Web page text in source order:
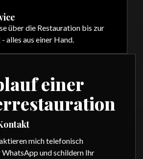
über die Restauration bis zur
alles aus einer Hand.
einer
mich telefonisch
WhatsApp und schildern Ihr